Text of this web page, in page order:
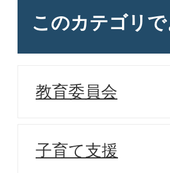
このカテゴリで
教育委員会
子育て支援